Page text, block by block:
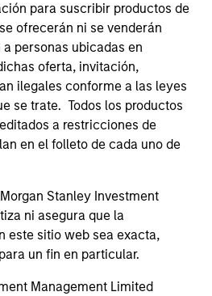
para suscribir productos de
ofrecerán ni se venderán
personas ubicadas en
oferta, invitación,
ilegales conforme a las leyes
se trate. Todos los productos
a restricciones de
en el folleto de cada uno de
Stanley Investment
ni asegura que la
este sitio web sea exacta,
un fin en particular.
Management Limited
Midyear Outlook
market environment is
power improves and
driven by
forces.